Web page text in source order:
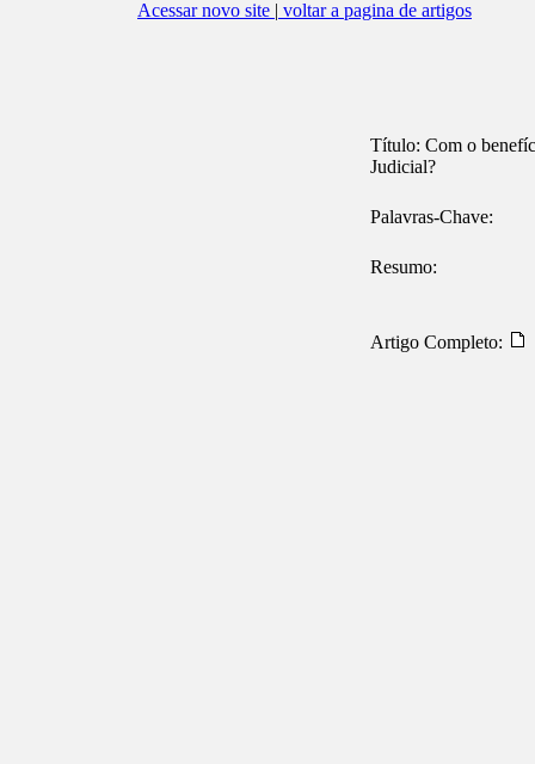
Acessar novo site | voltar a pagina de artigos
Título: Com o
Judicial?
Palavras-Chave:
Resumo:
Artigo Completo: